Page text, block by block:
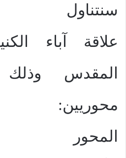
سنتناول
علاقة آباء
المقدس
محوريين:
المحور